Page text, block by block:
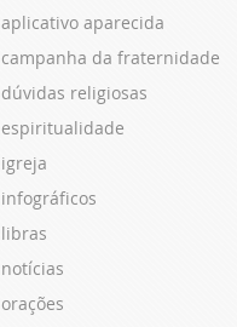
aplicativo aparecida
campanha da fraternidade
dúvidas religiosas
espiritualidade
igreja
infográficos
libras
notícias
orações